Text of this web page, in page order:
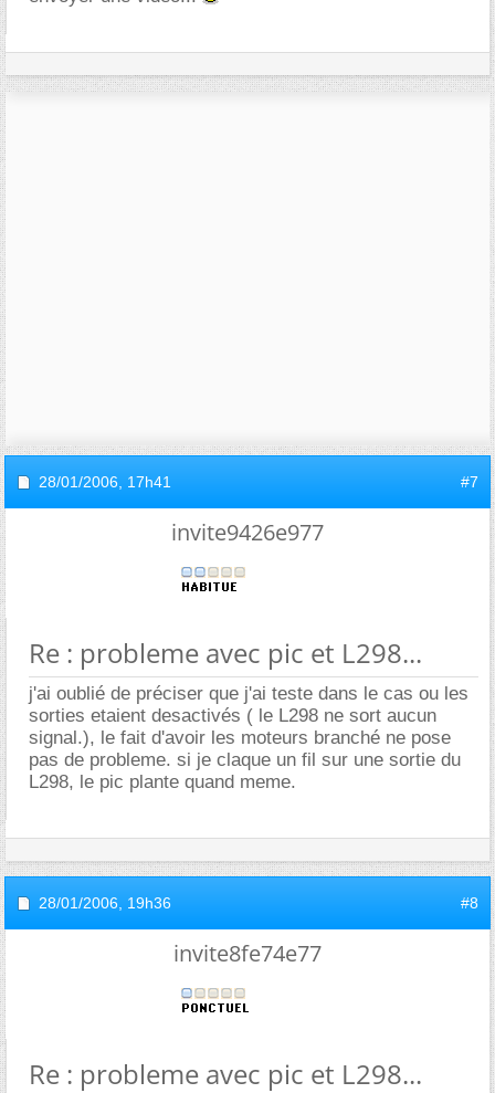
28/01/2006, 17h41 #7
invite9426e977
Re : probleme avec pic et L298...
j'ai oublié de préciser que j'ai teste dans le cas ou les
sorties etaient desactivés ( le L298 ne sort aucun
signal.), le fait d'avoir les moteurs branché ne pose
pas de probleme. si je claque un fil sur une sortie du
L298, le pic plante quand meme.
28/01/2006, 19h36 #8
invite8fe74e77
Re : probleme avec pic et L298...